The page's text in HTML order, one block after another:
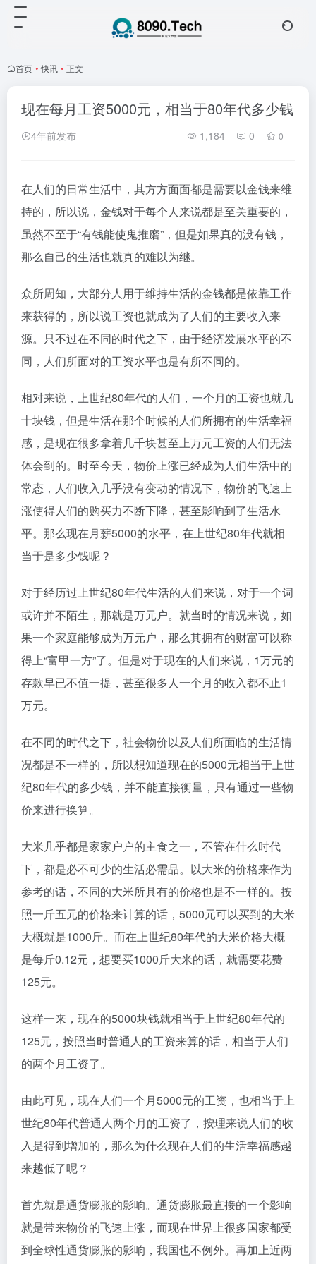
首页 • 快讯 • 正文
现在每月工资5000元，相当于80年代多少钱
4年前发布 1,184 0 0
在人们的日常生活中，其方方面面都是需要以金钱来维
持的，所以说，金钱对于每个人来说都是至关重要的，
虽然不至于“有钱能使鬼推磨”，但是如果真的没有钱，
那么自己的生活也就真的难以为继。
众所周知，大部分人用于维持生活的金钱都是依靠工作
来获得的，所以说工资也就成为了人们的主要收入来
源。只不过在不同的时代之下，由于经济发展水平的不
同，人们所面对的工资水平也是有所不同的。
相对来说，上世纪80年代的人们，一个月的工资也就几
十块钱，但是生活在那个时候的人们所拥有的生活幸福
感，是现在很多拿着几千块甚至上万元工资的人们无法
体会到的。时至今天，物价上涨已经成为人们生活中的
常态，人们收入几乎没有变动的情况下，物价的飞速上
涨使得人们的购买力不断下降，甚至影响到了生活水
平。那么现在月薪5000的水平，在上世纪80年代就相
当于是多少钱呢？
对于经历过上世纪80年代生活的人们来说，对于一个词
或许并不陌生，那就是万元户。就当时的情况来说，如
果一个家庭能够成为万元户，那么其拥有的财富可以称
得上“富甲一方”了。但是对于现在的人们来说，1万元的
存款早已不值一提，甚至很多人一个月的收入都不止1
万元。
在不同的时代之下，社会物价以及人们所面临的生活情
况都是不一样的，所以想知道现在的5000元相当于上世
纪80年代的多少钱，并不能直接衡量，只有通过一些物
价来进行换算。
大米几乎都是家家户户的主食之一，不管在什么时代
下，都是必不可少的生活必需品。以大米的价格来作为
参考的话，不同的大米所具有的价格也是不一样的。按
照一斤五元的价格来计算的话，5000元可以买到的大米
大概就是1000斤。而在上世纪80年代的大米价格大概
是每斤0.12元，想要买1000斤大米的话，就需要花费
125元。
这样一来，现在的5000块钱就相当于上世纪80年代的
125元，按照当时普通人的工资来算的话，相当于人们
的两个月工资了。
由此可见，现在人们一个月5000元的工资，也相当于上
世纪80年代普通人两个月的工资了，按理来说人们的收
入是得到增加的，那么为什么现在人们的生活幸福感越
来越低了呢？
首先就是通货膨胀的影响。通货膨胀最直接的一个影响
就是带来物价的飞速上涨，而现在世界上很多国家都受
到全球性通货膨胀的影响，我国也不例外。再加上近两